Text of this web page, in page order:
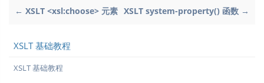
← XSLT <xsl:choose> 元素 XSLT system-property() 函数 →
XSLT 基础教程
XSLT 基础教程